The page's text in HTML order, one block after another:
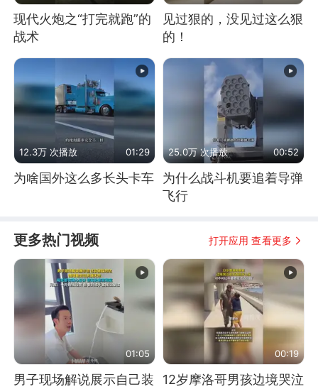
现代火炮之“打完就跑”的
战术
见过狠的，没见过这么狠
的！
12.3万 次播放 01:29
为啥国外这么多长头卡车
25.0万 次播放 00:52
为什么战斗机要追着导弹
飞行
更多热门视频 打开应用 查看更多
01:05
男子现场解说展示自己装
00:19
12岁摩洛哥男孩边境哭泣